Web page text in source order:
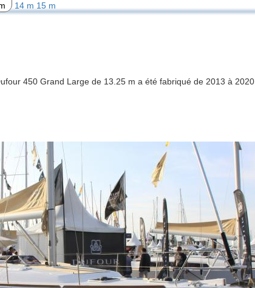
14 m 15 m
450 Grand Large de 13.25 m a été fabriqué de 2013 à 2020.